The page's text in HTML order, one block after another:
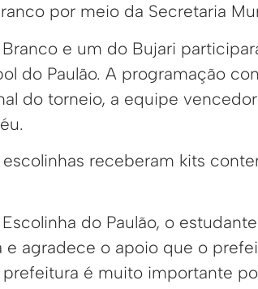
por meio da Secretaria
e um do Bujari
do Paulão. A programação
do torneio, a equipe
escolinhas receberam kits
do Paulão, o
e agradece o apoio que o
é muito importante